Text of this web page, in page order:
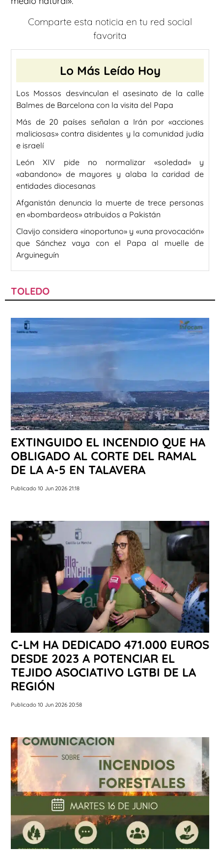
Comparte esta noticia en tu red social
favorita
Lo Más Leído Hoy
Los Mossos desvinculan el asesinato de la calle
Balmes de Barcelona con la visita del Papa
Más de 20 países señalan a Irán por «acciones
maliciosas» contra disidentes y la comunidad judía
e israelí
León XIV pide no normalizar «soledad» y
«abandono» de mayores y alaba la caridad de
entidades diocesanas
Afganistán denuncia la muerte de trece personas
en «bombardeos» atribuidos a Pakistán
Clavijo considera «inoportuno» y «una provocación»
que Sánchez vaya con el Papa al muelle de
Arguineguín
TOLEDO
EXTINGUIDO EL INCENDIO QUE HA
OBLIGADO AL CORTE DEL RAMAL
DE LA A-5 EN TALAVERA
Publicado 10 Jun 2026 21:18
C-LM HA DEDICADO 471.000 EUROS
DESDE 2023 A POTENCIAR EL
TEJIDO ASOCIATIVO LGTBI DE LA
REGIÓN
Publicado 10 Jun 2026 20:58